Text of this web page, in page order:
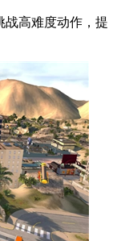
战高难度动作，提